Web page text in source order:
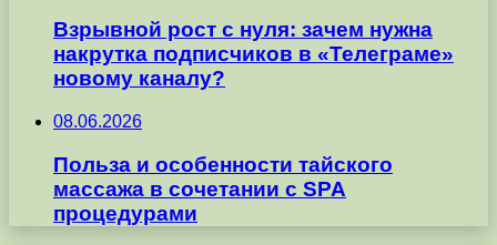
Взрывной рост с нуля: зачем нужна
накрутка подписчиков в «Телеграме»
новому каналу?
08.06.2026
Польза и особенности тайского
массажа в сочетании с SPA
процедурами